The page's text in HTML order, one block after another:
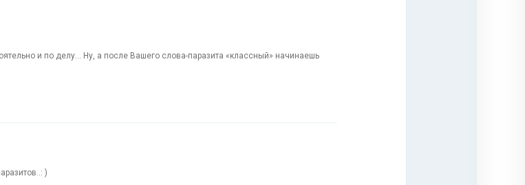
и по делу… Ну, а после Вашего слова-паразита «классный» начинаешь
)